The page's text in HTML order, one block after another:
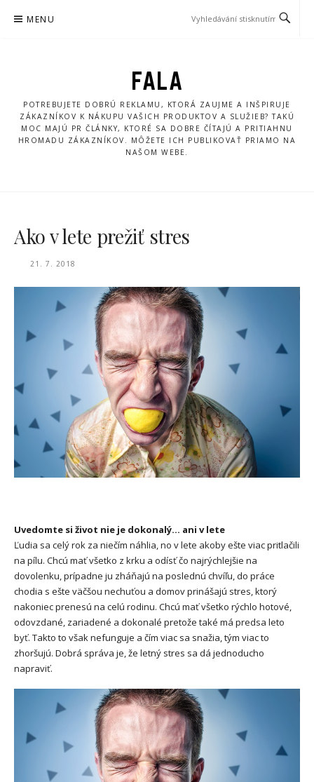
MENU
FALA
POTREBUJETE DOBRÚ REKLAMU, KTORÁ ZAUJME A INŠPIRUJE
ZÁKAZNÍKOV K NÁKUPU VAŠICH PRODUKTOV A SLUŽIEB? TAKÚ
MOC MAJÚ PR ČLÁNKY, KTORÉ SA DOBRE ČÍTAJÚ A PRITIAHNU
HROMADU ZÁKAZNÍKOV. MÔŽETE ICH PUBLIKOVAŤ PRIAMO NA
NAŠOM WEBE.
Ako v lete prežiť stres
21. 7. 2018
Uvedomte si život nie je dokonalý… ani v lete
Ľudia sa celý rok za niečím náhlia, no v lete akoby ešte viac pritlačili
na pílu. Chcú mať všetko z krku a odísť čo najrýchlejšie na
dovolenku, prípadne ju zháňajú na poslednú chvíľu, do práce
chodia s ešte väčšou nechuťou a domov prinášajú stres, ktorý
nakoniec prenesú na celú rodinu. Chcú mať všetko rýchlo hotové,
odovzdané, zariadené a dokonalé pretože také má predsa leto
byť. Takto to však nefunguje a čím viac sa snažia, tým viac to
zhoršujú. Dobrá správa je, že letný stres sa dá jednoducho
napraviť.